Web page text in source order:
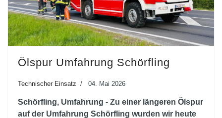
Ölspur Umfahrung Schörfling
Technischer Einsatz 04. Mai 2026
Schörfling, Umfahrung - Zu einer längeren Ölspur
auf der Umfahrung Schörfling wurden wir heute